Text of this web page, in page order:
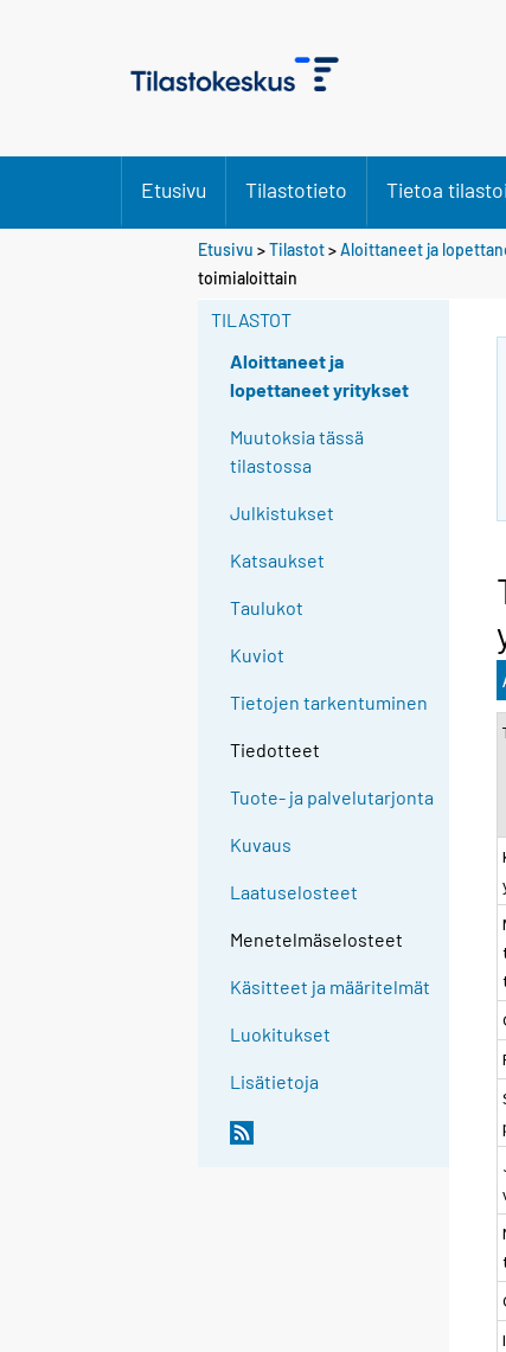
Etusivu Tilastotieto Tietoa
Etusivu >Tilastot>Aloittaneet ja
toimialoittain
TILASTOT
Aloittaneet ja
lopettaneet yritykset
Muutoksia tässä
tilastossa
Julkistukset
Katsaukset
Taulukot
Kuviot
Tietojen tarkentuminen
Tiedotteet
Tuote- ja palvelutarjonta
Kuvaus
Laatuselosteet
Menetelmäselosteet
Käsitteet ja määritelmät
Luokitukset
Lisätietoja